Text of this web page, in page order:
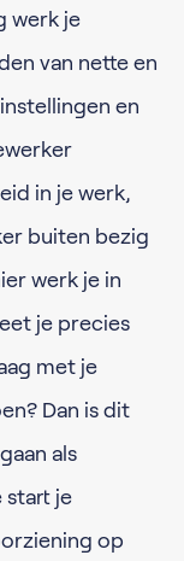
werk je
van nette en
en
in je werk,
buiten bezig
werk je in
je precies
met je
Dan is dit
als
start je
op